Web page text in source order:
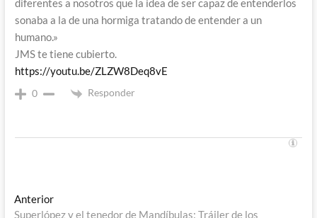
diferentes a nosotros que la idea de ser capaz de entenderlos
sonaba a la de una hormiga tratando de entender a un
humano.»
JMS te tiene cubierto.
https://youtu.be/ZLZW8Deq8vE
0 Responder
Navegación
AnteriorEntrada
anterior:
Superlópez y el tenedor de Mandíbulas: Tráiler de los